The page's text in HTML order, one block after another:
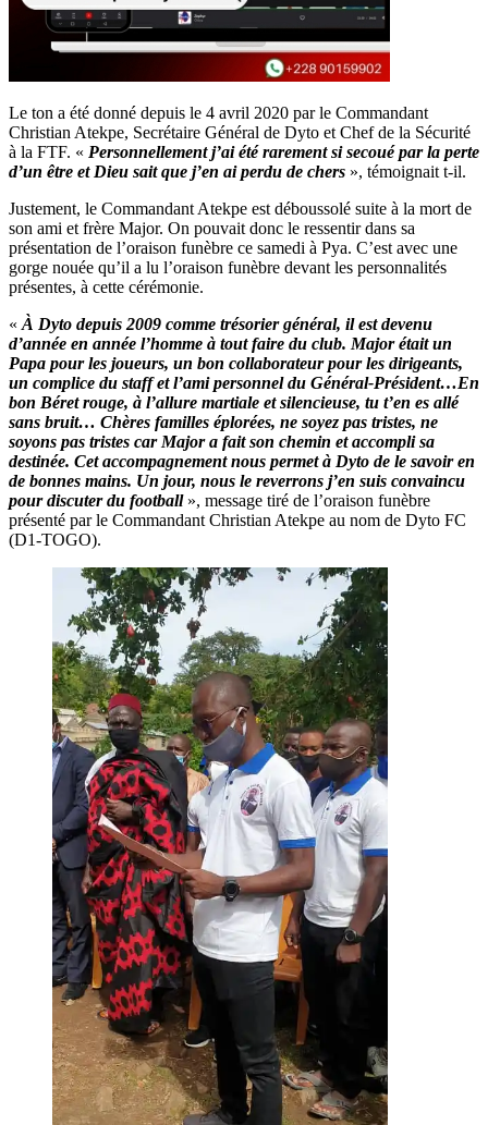
Le ton a été donné depuis le 4 avril 2020 par le Commandant
Christian Atekpe, Secrétaire Général de Dyto et Chef de la Sécurité
à la FTF. « Personnellement j’ai été rarement si secoué par la perte
d’un être et Dieu sait que j’en ai perdu de chers », témoignait t-il.
Justement, le Commandant Atekpe est déboussolé suite à la mort de
son ami et frère Major. On pouvait donc le ressentir dans sa
présentation de l’oraison funèbre ce samedi à Pya. C’est avec une
gorge nouée qu’il a lu l’oraison funèbre devant les personnalités
présentes, à cette cérémonie.
« À Dyto depuis 2009 comme trésorier général, il est devenu
d’année en année l’homme à tout faire du club. Major était un
Papa pour les joueurs, un bon collaborateur pour les dirigeants,
un complice du staff et l’ami personnel du Général-Président…En
bon Béret rouge, à l’allure martiale et silencieuse, tu t’en es allé
sans bruit… Chères familles éplorées, ne soyez pas tristes, ne
soyons pas tristes car Major a fait son chemin et accompli sa
destinée. Cet accompagnement nous permet à Dyto de le savoir en
de bonnes mains. Un jour, nous le reverrons j’en suis convaincu
pour discuter du football », message tiré de l’oraison funèbre
présenté par le Commandant Christian Atekpe au nom de Dyto FC
(D1-TOGO).